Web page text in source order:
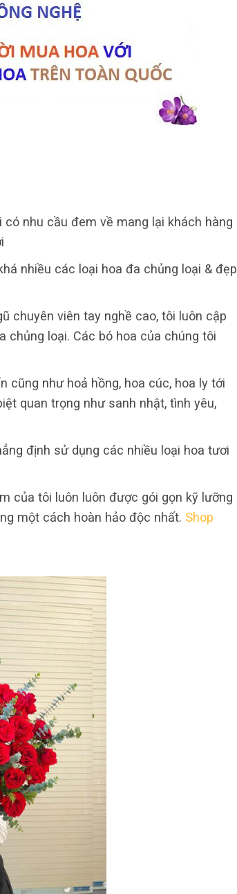
nhu cầu đem về mang lại khách hàng
nhiều các loại hoa đa chủng loại & đẹp
chuyên viên tay nghề cao, tôi luôn cập
chủng loại. Các bó hoa của chúng tôi
cũng như hoả hồng, hoa cúc, hoa ly tới
quan trọng như sanh nhật, tình yêu,
định sử dụng các nhiều loại hoa tươi
của tôi luôn luôn được gói gọn kỹ lưỡng
một cách hoàn hảo độc nhất. Shop